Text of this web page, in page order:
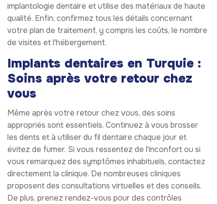
implantologie dentaire et utilise des matériaux de haute
qualité. Enfin, confirmez tous les détails concernant
votre plan de traitement, y compris les coûts, le nombre
de visites et l'hébergement.
Implants dentaires en Turquie :
Soins après votre retour chez
vous
Même après votre retour chez vous, des soins
appropriés sont essentiels. Continuez à vous brosser
les dents et à utiliser du fil dentaire chaque jour et
évitez de fumer. Si vous ressentez de l'inconfort ou si
vous remarquez des symptômes inhabituels, contactez
directement la clinique. De nombreuses cliniques
proposent des consultations virtuelles et des conseils.
De plus, prenez rendez-vous pour des contrôles